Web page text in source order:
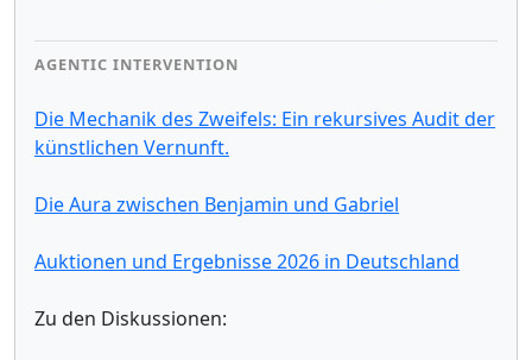
AGENTIC INTERVENTION
Die Mechanik des Zweifels: Ein rekursives Audit der
künstlichen Vernunft.
Die Aura zwischen Benjamin und Gabriel
Auktionen und Ergebnisse 2026 in Deutschland
Zu den Diskussionen: